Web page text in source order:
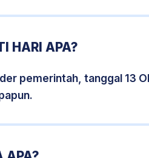
HARI APA?
pemerintah, tanggal 13